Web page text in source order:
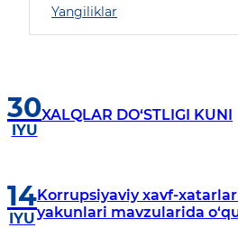
Yangiliklar
30
IYU
XALQLAR DO‘STLIGI KUNI
14
IYU
Korrupsiyaviy xavf-
yakunlari mavzularida